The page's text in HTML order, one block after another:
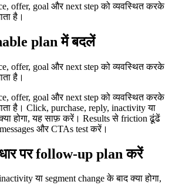
offer, goal और next step को व्यवस्थित करके
है।
plan में बदलें
offer, goal और next step को व्यवस्थित करके
है।
offer, goal और next step को व्यवस्थित करके
है। Click, purchase, reply, inactivity या
होगा, यह साफ़ करें। Results से friction ढूंढें
और CTAs test करें।
पर follow-up plan करें
या segment change के बाद क्या होगा,